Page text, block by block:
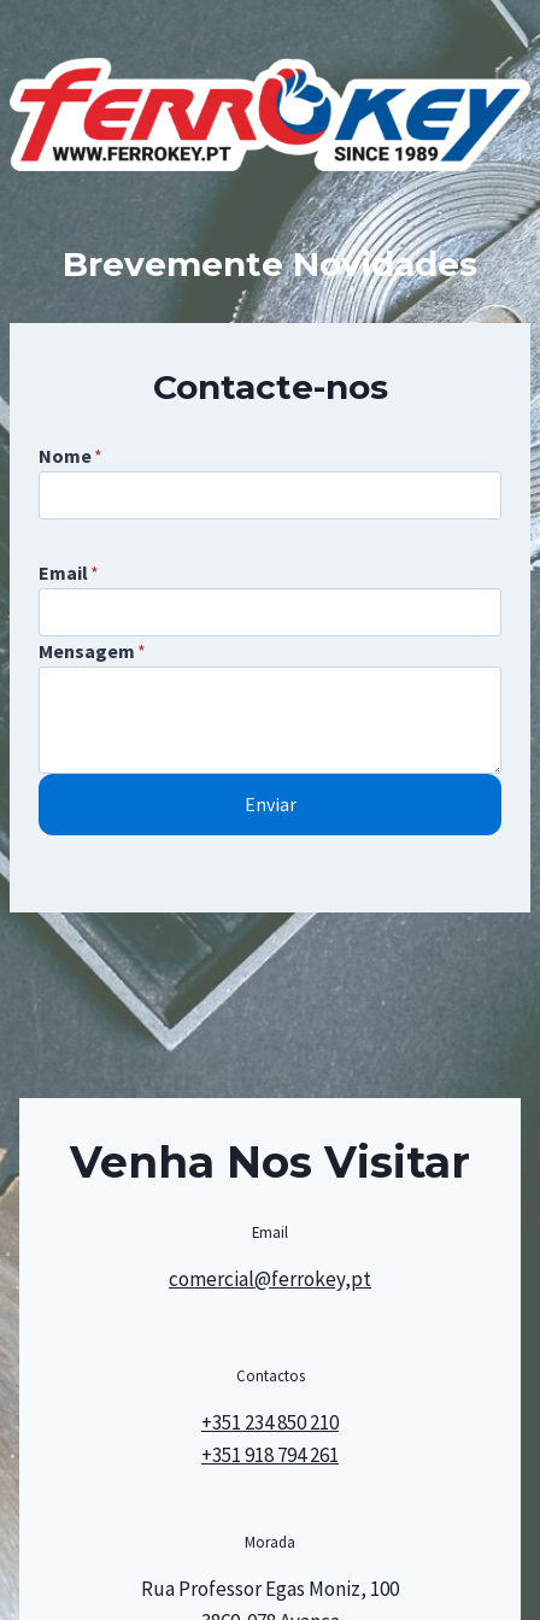
content
Brevemente Novidades
Contacte-nos
Nome*
Email*
Mensagem *
Enviar
Venha Nos Visitar
Email
comercial@ferrokey,pt
Contactos
+351 234 850 210
+351 918 794 261
Morada
Rua Professor Egas Moniz, 100